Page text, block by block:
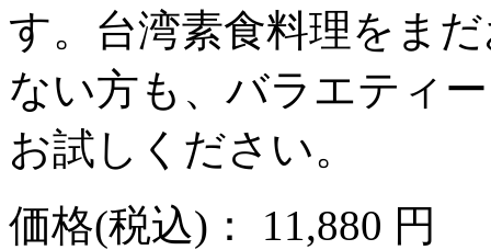
す。台湾素食料理をま
ない方も、バラエティ
お試しください。
価格(税込) ： 11,880 円